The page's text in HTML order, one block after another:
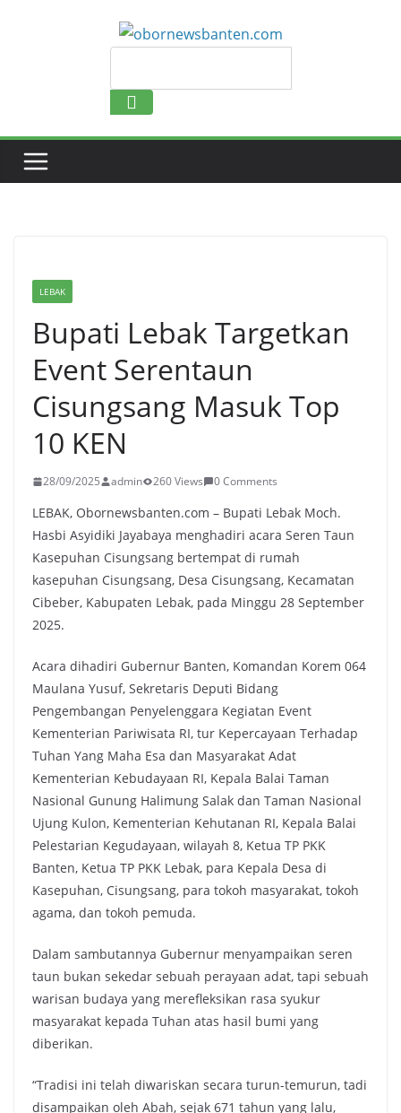
Search
LEBAK
Bupati Lebak Targetkan
Event Serentaun
Cisungsang Masuk Top
10 KEN
28/09/2025 admin 260 Views 0 Comments
LEBAK, Obornewsbanten.com – Bupati Lebak Moch.
Hasbi Asyidiki Jayabaya menghadiri acara Seren Taun
Kasepuhan Cisungsang bertempat di rumah
kasepuhan Cisungsang, Desa Cisungsang, Kecamatan
Cibeber, Kabupaten Lebak, pada Minggu 28 September
2025.
Acara dihadiri Gubernur Banten, Komandan Korem 064
Maulana Yusuf, Sekretaris Deputi Bidang
Pengembangan Penyelenggara Kegiatan Event
Kementerian Pariwisata RI, tur Kepercayaan Terhadap
Tuhan Yang Maha Esa dan Masyarakat Adat
Kementerian Kebudayaan RI, Kepala Balai Taman
Nasional Gunung Halimung Salak dan Taman Nasional
Ujung Kulon, Kementerian Kehutanan RI, Kepala Balai
Pelestarian Kegudayaan, wilayah 8, Ketua TP PKK
Banten, Ketua TP PKK Lebak, para Kepala Desa di
Kasepuhan, Cisungsang, para tokoh masyarakat, tokoh
agama, dan tokoh pemuda.
Dalam sambutannya Gubernur menyampaikan seren
taun bukan sekedar sebuah perayaan adat, tapi sebuah
warisan budaya yang merefleksikan rasa syukur
masyarakat kepada Tuhan atas hasil bumi yang
diberikan.
“Tradisi ini telah diwariskan secara turun-temurun, tadi
disampaikan oleh Abah, sejak 671 tahun yang lalu,